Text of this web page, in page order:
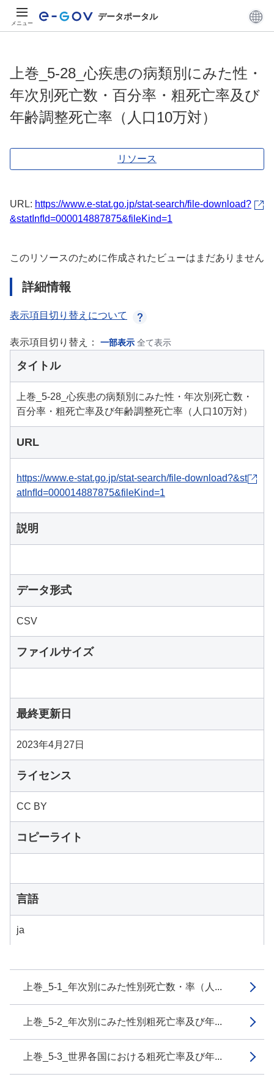
メニュー
データポータル
上巻_5-1_年次別にみた性別死亡数・率（人...
上巻_5-2_年次別にみた性別粗死亡率及び年...
上巻_5-3_世界各国における粗死亡率及び年...
上巻_5-28_心疾患の病類別にみた性・
年次別死亡数・百分率・粗死亡率及び
年齢調整死亡率（人口10万対）
リソース
URL: https://www.e-stat.go.jp/stat-search/file-download?
&statInfId=000014887875&fileKind=1
このリソースのために作成されたビューはまだありません
詳細情報
表示項目切り替えについて
表示項目切り替え： 一部表示 全て表示
タイトル
上巻_5-28_心疾患の病類別にみた性・年次別死亡数・
百分率・粗死亡率及び年齢調整死亡率（人口10万対）
URL
https://www.e-stat.go.jp/stat-search/file-download?&st
atInfId=000014887875&fileKind=1
説明
データ形式
CSV
ファイルサイズ
最終更新日
2023年4月27日
ライセンス
CC BY
コピーライト
言語
ja